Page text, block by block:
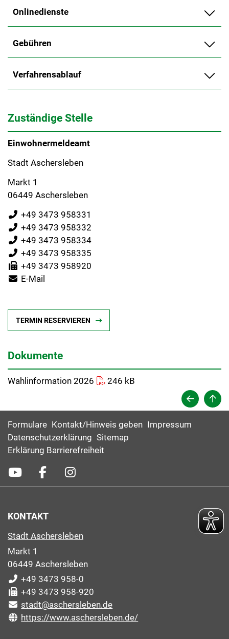
Onlinedienste
Gebühren
Verfahrensablauf
Zuständige Stelle
Einwohnermeldeamt
Stadt Aschersleben
Markt 1
06449 Aschersleben
+49 3473 958331
+49 3473 958332
+49 3473 958334
+49 3473 958335
+49 3473 958920
E-Mail
TERMIN RESERVIEREN
Dokumente
Wahlinformation 2026 246 kB
Formulare Kontakt/Hinweis geben Impressum
Datenschutzerklärung Sitemap
Erklärung Barrierefreiheit
KONTAKT
Stadt Aschersleben
Markt 1
06449 Aschersleben
+49 3473 958-0
+49 3473 958-920
stadt@aschersleben.de
https://www.aschersleben.de/